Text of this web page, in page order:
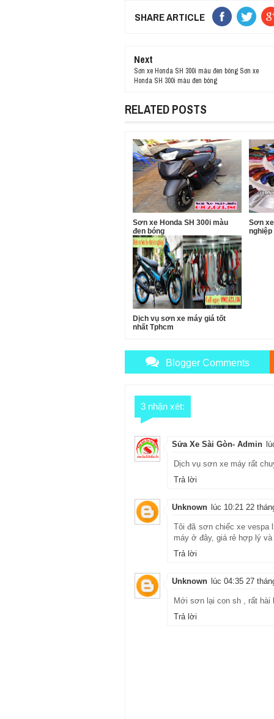
SHARE ARTICLE
Next
Sơn xe Honda SH 300i màu đen bóng Sơn xe
Honda SH 300i màu đen bóng
RELATED POSTS
Sơn xe Honda SH 300i màu
đen bóng
Sơn
nghiệp
Dịch vụ sơn xe máy giá tốt
nhất Tphcm
Blogger Comments
3 nhận xét:
Sửa Xe Sài Gòn- Admin
Dịch vụ sơn xe máy rất
Trả lời
Unknown lúc 10:21 22
Tôi đã sơn chiếc xe vespa
máy ở đây, giá rẻ hợp lý
Trả lời
Unknown lúc 04:35 27
Mới sơn lại con sh , rất
Trả lời